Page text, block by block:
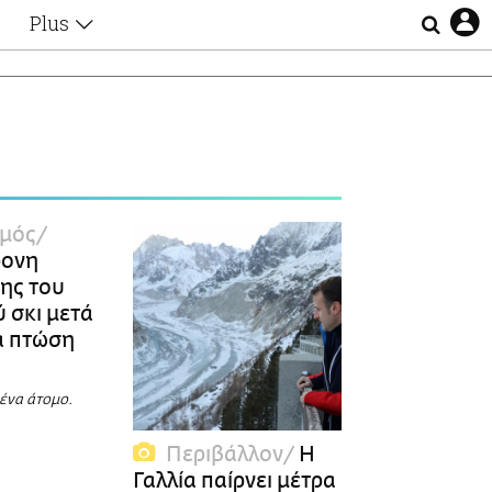
Plus
Οι Αθηναίοι
Lgbtqi+
Επιλογές
του
σκι μετά
πτώση
άτομο.
Περιβάλλον
H
Γαλλία παίρνει μέτρα